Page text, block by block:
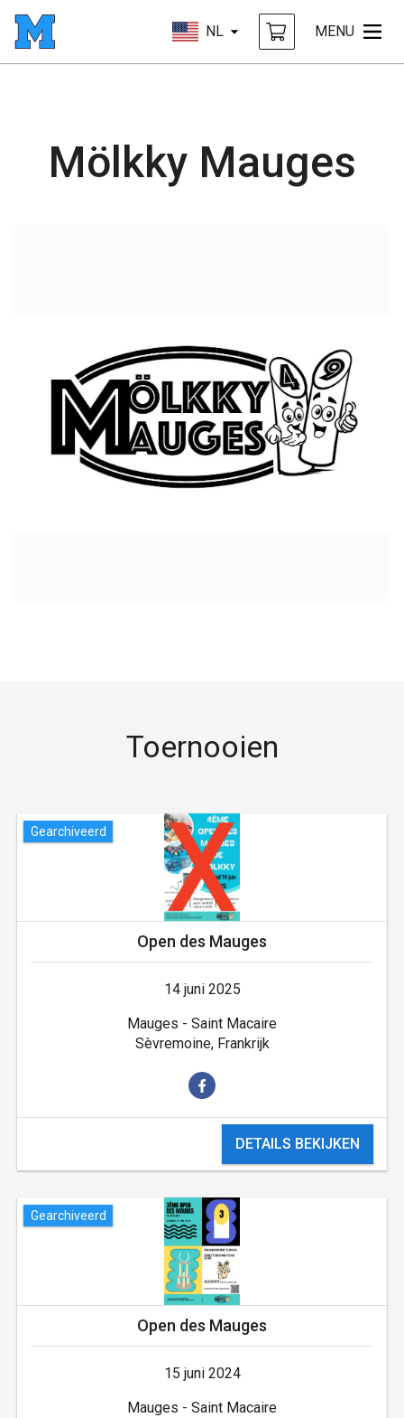
NL MENU
Mölkky Mauges
Toernooien
Gearchiveerd
Open des Mauges
14 juni 2025
Mauges - Saint Macaire
Sèvremoine, Frankrijk
DETAILS BEKIJKEN
Gearchiveerd
Open des Mauges
15 juni 2024
Mauges - Saint Macaire